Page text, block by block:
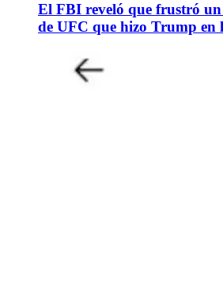
El FBI reveló que frustró
de UFC que hizo Trump en